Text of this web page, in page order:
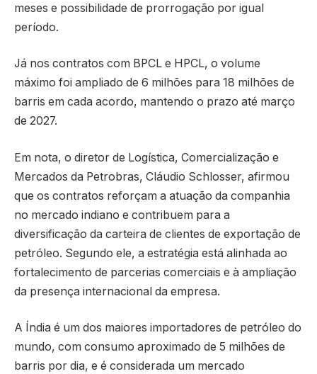
meses e possibilidade de prorrogação por igual
período.
Já nos contratos com BPCL e HPCL, o volume
máximo foi ampliado de 6 milhões para 18 milhões de
barris em cada acordo, mantendo o prazo até março
de 2027.
Em nota, o diretor de Logística, Comercialização e
Mercados da Petrobras, Cláudio Schlosser, afirmou
que os contratos reforçam a atuação da companhia
no mercado indiano e contribuem para a
diversificação da carteira de clientes de exportação de
petróleo. Segundo ele, a estratégia está alinhada ao
fortalecimento de parcerias comerciais e à ampliação
da presença internacional da empresa.
A Índia é um dos maiores importadores de petróleo do
mundo, com consumo aproximado de 5 milhões de
barris por dia, e é considerada um mercado